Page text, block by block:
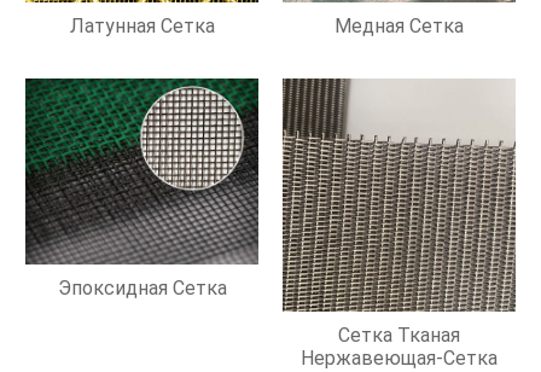
Латунная Сетка Медная Сетка
Эпоксидная Сетка
Сетка Тканая
Нержавеющая-Сетка